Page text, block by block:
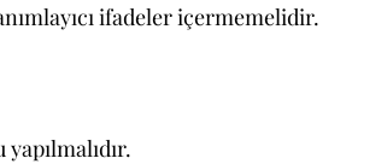
ifadeler içermemelidir.